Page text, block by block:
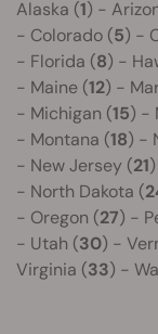
Alaska (1) -
- Colorado (5) -
- Florida (8) -
- Maine (12) -
- Michigan (15) -
- Montana (18) -
- New Jersey (21
- North Dakota (
- Oregon (27) -
- Utah (30) -
Virginia (33) -